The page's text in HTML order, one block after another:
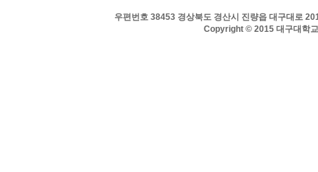
우편번호 38453 경상북도 경산시 진량읍 대구대로
Copyright © 2015 대구대학